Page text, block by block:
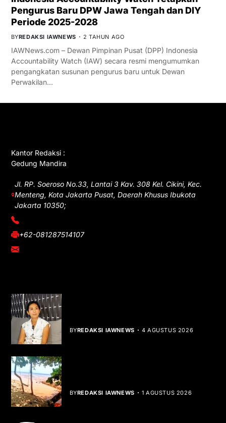
Pengurus Baru DPW Jawa Tengah dan DIY
Periode 2025-2028
BYREDAKSI IAWNEWS 2 TAHUN AGO
IAWNews.com – Dewan Pimpinan Pusat (DPP) Indonesia
Accountability Watch (IAW) secara resmi mengumumkan
pengangkatan susunan pengurus baru untuk Dewan
Perwakilan…
Kantor Redaksi :
Gedung Mandira
Jl. RP. Soeroso No.33, Lantai 3 Kav. 308 Kel. Cikini, Kec.
Menteng, Kota Jakarta Pusat, Daerah Khusus Ibukota
Jakarta 10350;
(021) 3908026
+62-081287514107
adm@iawnews.com
BYREDAKSI IAWNEWS 4 AGUSTUS 2026
BYREDAKSI IAWNEWS 1 AGUSTUS 2026